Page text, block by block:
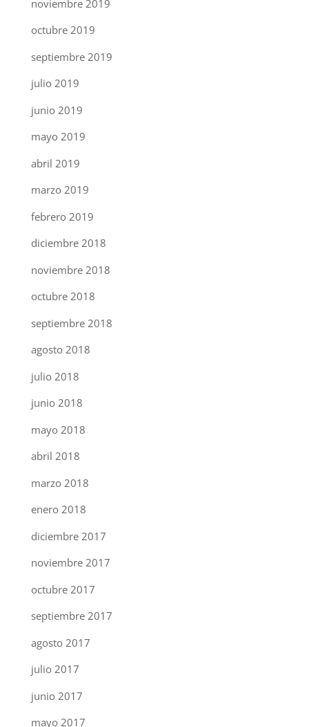
noviembre 2019
octubre 2019
septiembre 2019
julio 2019
junio 2019
mayo 2019
abril 2019
marzo 2019
febrero 2019
diciembre 2018
noviembre 2018
octubre 2018
septiembre 2018
agosto 2018
julio 2018
junio 2018
mayo 2018
abril 2018
marzo 2018
enero 2018
diciembre 2017
noviembre 2017
octubre 2017
septiembre 2017
agosto 2017
julio 2017
junio 2017
mayo 2017